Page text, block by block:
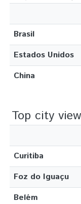
Brasil
Estados Unidos
China
Top city
Curitiba
Foz do Iguaçu
Belém